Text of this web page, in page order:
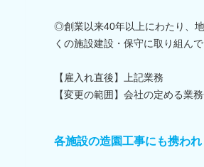
◎創業以来40年以上にわたり、
くの施設建設・保守に取り組ん
【雇入れ直後】上記業務
【変更の範囲】会社の定める業
各施設の造園工事にも携わ